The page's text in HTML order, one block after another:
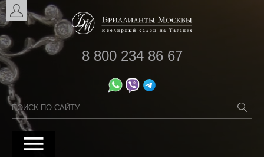
8 800 234 86 67